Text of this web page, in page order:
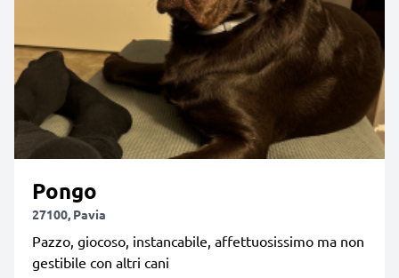
Pongo
27100, Pavia
Pazzo, giocoso, instancabile, affettuosissimo ma non
gestibile con altri cani